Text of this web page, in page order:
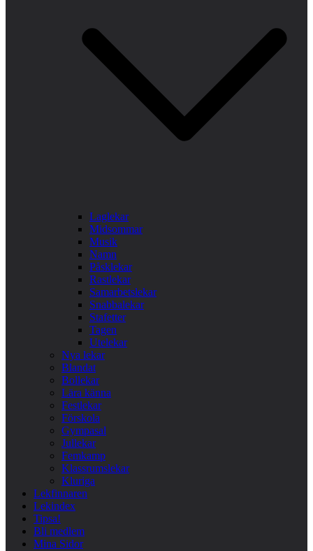
Laglekar
Midsommar
Musik
Namn
Påsklekar
Rastlekar
Samarbetslekar
Snabbalekar
Stafetter
Tagen
Utelekar
Nya lekar
Blandat
Bollekar
Lära känna
Festlekar
Förskola
Gympasal
Jullekar
Femkamp
Klassrumslekar
Kluriga
Lekfinnaren
Lekindex
Tipsa!
Bli medlem
Mina Sidor